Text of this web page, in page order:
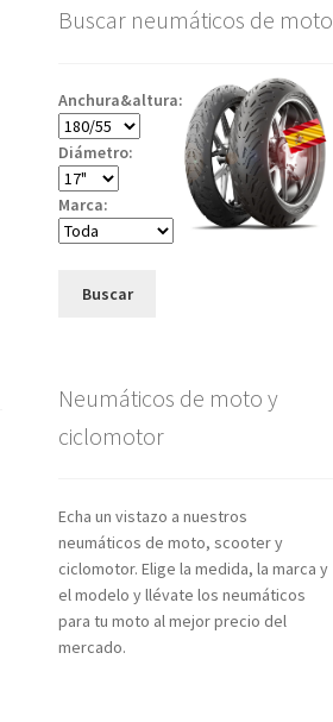
Buscar neumáticos de moto
Anchura&altura:
Diámetro:
Marca:
Buscar
Neumáticos de moto y
ciclomotor
Echa un vistazo a nuestros
neumáticos de moto, scooter y
ciclomotor. Elige la medida, la marca y
el modelo y llévate los neumáticos
para tu moto al mejor precio del
mercado.